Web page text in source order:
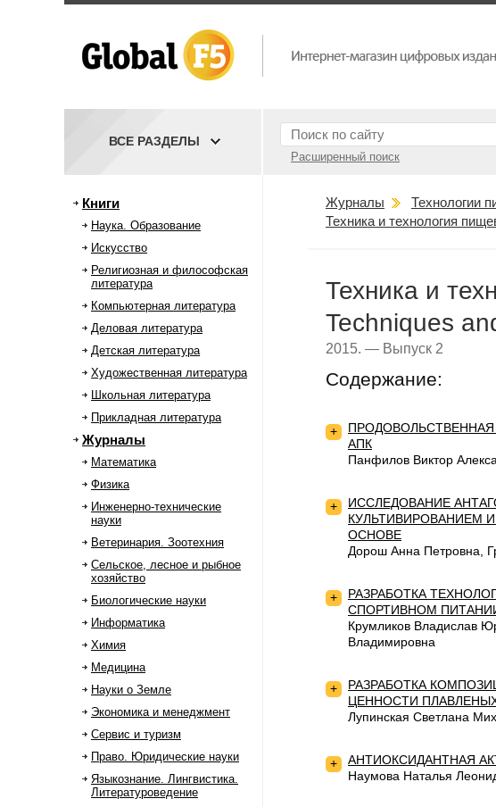
Расширенный поиск
ВСЕ РАЗДЕЛЫ
Книги
Наука. Образование
Искусство
Религиозная и философская
литература
Компьютерная литература
Деловая литература
Детская литература
Художественная литература
Школьная литература
Прикладная литература
Журналы
Математика
Физика
Инженерно-технические
науки
Ветеринария. Зоотехния
Сельское, лесное и рыбное
хозяйство
Биологические науки
Информатика
Химия
Медицина
Науки о Земле
Экономика и менеджмент
Сервис и туризм
Право. Юридические науки
Языкознание. Лингвистика.
Литературоведение
Журналы
Технологии
Техника и технология
Техника и
Techniques
2015. — Выпуск 2
Содержание:
+
АПК
Панфилов Виктор
+
ИССЛЕДОВАНИЕ
КУЛЬТИВИРОВАНИЕМ
ОСНОВЕ
Дорош Анна Петровна,
+
РАЗРАБОТКА
СПОРТИВНОМ
Крумликов Владислав
Владимировна
+
РАЗРАБОТКА
ЦЕННОСТИ
Лупинская Светлана
+ АНТИОКСИДАНТНАЯ
Наумова Наталья